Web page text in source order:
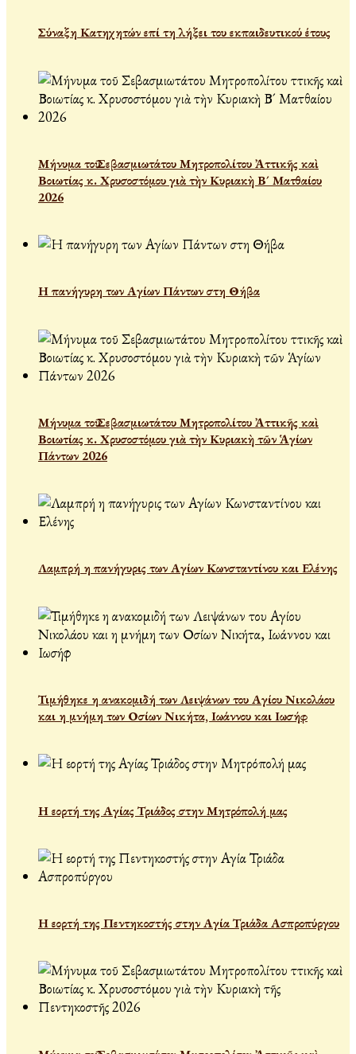
Σύναξη Κατηχητών επί τη λήξει του εκπαιδευτικού έτους
Μήνυμα τοῦ Σεβασμιωτάτου Μητροπολίτου Ἀττικῆς καὶ
Βοιωτίας κ. Χρυσοστόμου γιὰ τὴν Κυριακὴ Β´ Ματθαίου
2026
Η πανήγυρη των Αγίων Πάντων στη Θήβα
Μήνυμα τοῦ Σεβασμιωτάτου Μητροπολίτου Ἀττικῆς καὶ
Βοιωτίας κ. Χρυσοστόμου γιὰ τὴν Κυριακὴ τῶν Ἁγίων
Πάντων 2026
Λαμπρή η πανήγυρις των Αγίων Κωνσταντίνου και Ελένης
Τιμήθηκε η ανακομιδή των Λειψάνων του Αγίου Νικολάου
και η μνήμη των Οσίων Νικήτα, Ιωάννου και Ιωσήφ
Η εορτή της Αγίας Τριάδος στην Μητρόπολή μας
Η εορτή της Πεντηκοστής στην Αγία Τριάδα Ασπροπύργου